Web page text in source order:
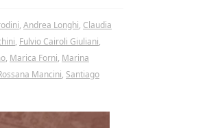
, Andrea Longhi, Claudia
, Fulvio Cairoli Giuliani,
, Marica Forni, Marina
Mancini, Santiago